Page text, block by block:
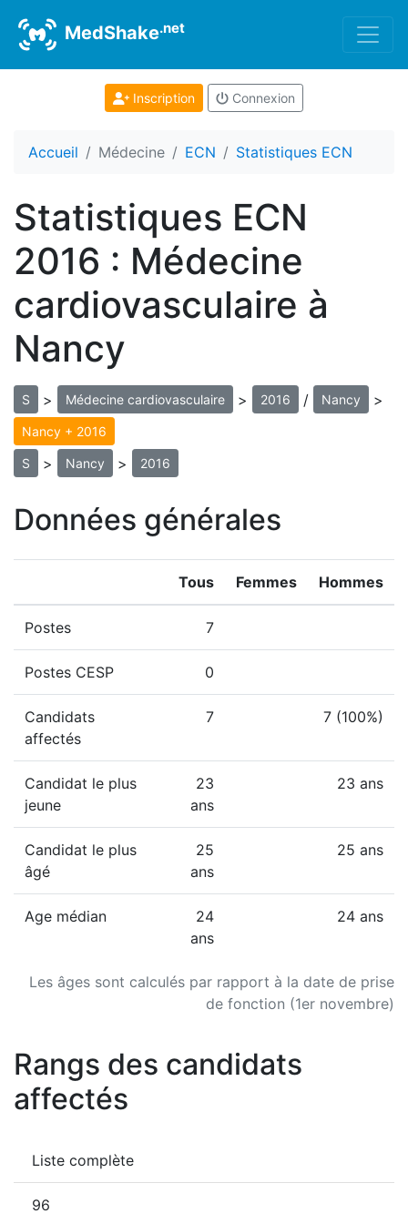
MedShake.net
Inscription Connexion
Accueil Médecine ECN Statistiques ECN
Statistiques ECN
2016 : Médecine
cardiovasculaire à
Nancy
S > Médecine cardiovasculaire > 2016 / Nancy >
Nancy + 2016
S > Nancy > 2016
Données générales
Les âges sont calculés par rapport à la date de prise
de fonction (1er novembre)
Tous Femmes Hommes
Postes 7
Postes CESP 0
Candidats
affectés
7 7 (100%)
Candidat le plus
jeune
23
ans
23 ans
Candidat le plus
âgé
25
ans
25 ans
Age médian
24
ans
24 ans
Rangs des candidats
affectés
Liste complète
96